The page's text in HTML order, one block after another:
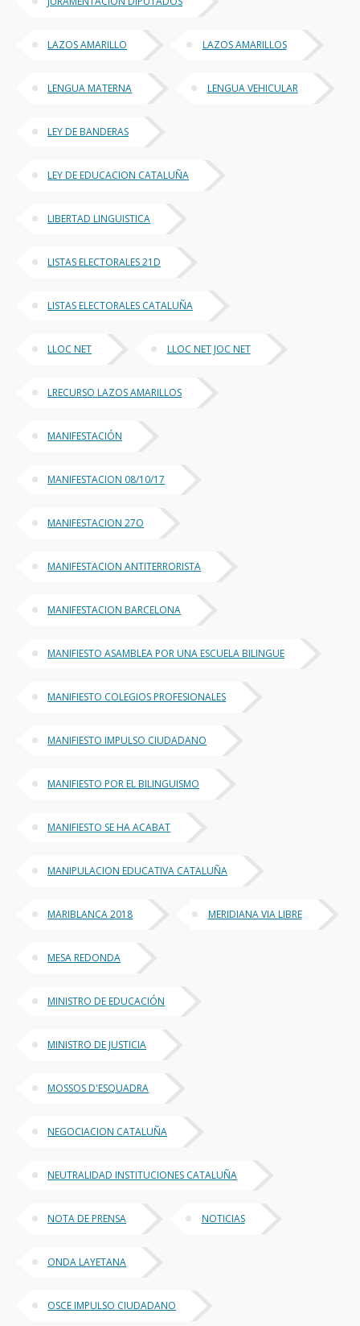
LAZOS AMARILLO LAZOS AMARILLOS
LENGUA MATERNA LENGUA VEHICULAR
LEY DE BANDERAS
LEY DE EDUCACION CATALUÑA
LIBERTAD LINGUISTICA
LISTAS ELECTORALES 21D
LISTAS ELECTORALES CATALUÑA
LLOC NET LLOC NET JOC NET
LRECURSO LAZOS AMARILLOS
MANIFESTACIÓN
MANIFESTACION 08/10/17
MANIFESTACION 27O
MANIFESTACION ANTITERRORISTA
MANIFESTACION BARCELONA
MANIFIESTO ASAMBLEA POR UNA ESCUELA BILINGUE
MANIFIESTO COLEGIOS PROFESIONALES
MANIFIESTO IMPULSO CIUDADANO
MANIFIESTO POR EL BILINGUISMO
MANIFIESTO SE HA ACABAT
MANIPULACION EDUCATIVA CATALUÑA
MARIBLANCA 2018 MERIDIANA VIA LIBRE
MESA REDONDA
MINISTRO DE EDUCACIÓN
MINISTRO DE JUSTICIA
MOSSOS D'ESQUADRA
NEGOCIACION CATALUÑA
NEUTRALIDAD INSTITUCIONES CATALUÑA
NOTA DE PRENSA NOTICIAS
ONDA LAYETANA
OSCE IMPULSO CIUDADANO